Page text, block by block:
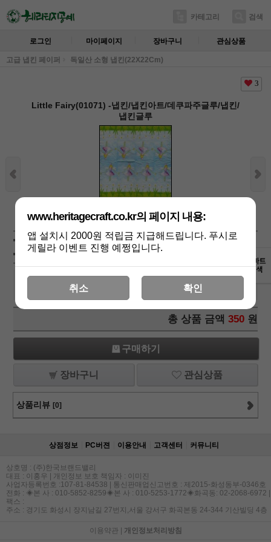
카테고리 검색
로그인 마이페이지 장바구니 관심상품
고급 냅킨 페이퍼 독일산 소형 냅킨(22X22Cm)
3
Little Fairy(01071) -냅킨/냅킨아트/데쿠파주글루/냅킨/
냅킨글루
상세보기
상품가 : 350원
배송비 :
(조건) 지역별 !
Little Fairy(01071) -
냅킨/냅킨아트/데쿠파주글루/냅킨/냅킨글루
총 상품 금액 350 원
구매하기
장바구니 관심상품
상품리뷰 [0]
상점정보 PC버젼 이용안내 고객센터 커뮤니티
상호명 : (주)한국브랜드밸리
대표 : 이홍우 | 개인정보 보호 책임자 : 이미진
사업자등록번호 :107-81-84538 | 통신판매업신고번호 : 제2015-화성동부-0346호
전화 : ◈본 사 : 010-5852-8259◈본 사 : 010-5253-1772◈화곡동: 02-2068-6972 |
팩스 :
주소 : 경기도 화성시 장지남길 27번지,서울 강서구 화곡본동 24-344 기산빌딩 4층
이용약관 | 개인정보처리방침
www.heritagecraft.co.kr의 페이지 내용:
앱 설치시 2000원 적립금 지급해드립니다. 푸시로
게릴라 이벤트 진행 예쩡입니다.
취소 확인